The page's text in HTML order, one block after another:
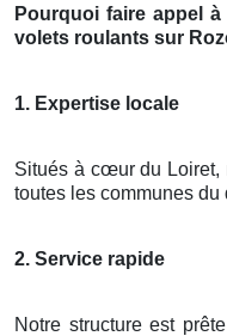
Pourquoi faire appel
volets roulants sur
1. Expertise locale
Situés à cœur du Loiret,
toutes les communes du
2. Service rapide
Notre structure est